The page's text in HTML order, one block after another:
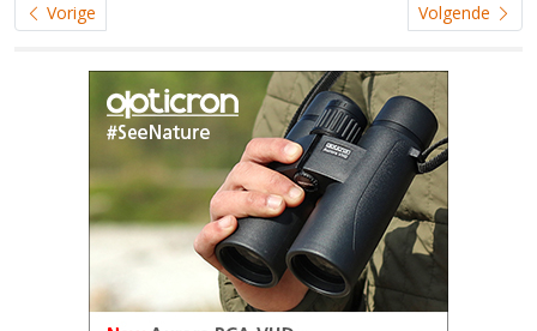
Vorige Volgende